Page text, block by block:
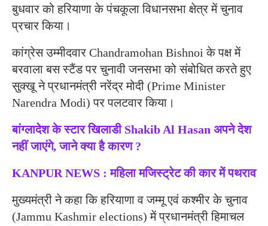
बुधवार को हरियाणा के पंचकूला विधानसभा क्षेत्र में चुनाव
प्रचार किया।
कांग्रेस उम्मीदवार Chandramohan Bishnoi के पक्ष में
बरवाला बस स्टैंड पर चुनावी जनसभा को संबोधित करते हुए
सुक्खू ने प्रधानमंत्री नरेंद्र मोदी (Prime Minister
Narendra Modi) पर पलटवार किया।
बांग्लादेश के स्टार खिलाडी Shakib Al Hasan अपने देश
नहीं जाएंगे, जाने क्या है कारण ?
KANPUR NEWS : महिला मजिस्ट्रेट की कार में पथराव
मुख्यमंत्री ने कहा कि हरियाणा व जम्मू एवं कश्मीर के चुनाव
(Jammu Kashmir elections) में प्रधानमंत्री हिमाचल